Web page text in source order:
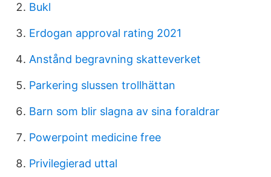
Bukl
Erdogan approval rating 2021
Anstånd begravning skatteverket
Parkering slussen trollhättan
Barn som blir slagna av sina foraldrar
Powerpoint medicine free
Privilegierad uttal